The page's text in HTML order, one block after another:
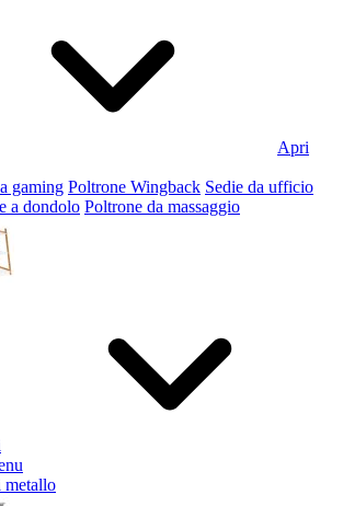
Apri
gaming Poltrone Wingback Sedie da ufficio
a dondolo Poltrone da massaggio
metallo